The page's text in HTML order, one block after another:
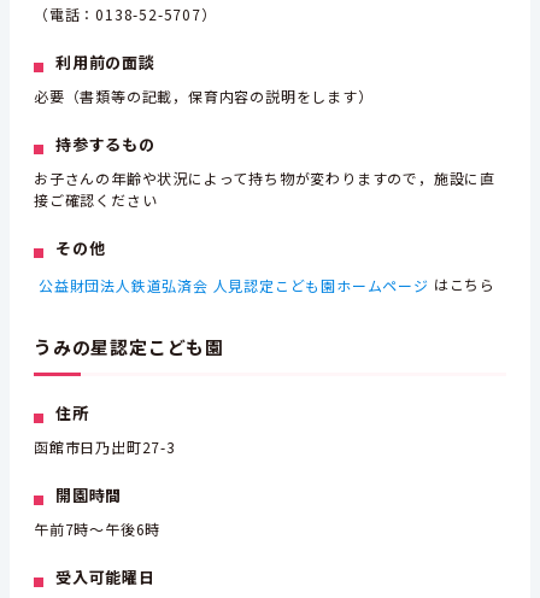
（電話：0138-52-5707）
利用前の面談
必要（書類等の記載，保育内容の説明をします）
持参するもの
お子さんの年齢や状況によって持ち物が変わりますので，施設に直
接ご確認ください
その他
公益財団法人鉄道弘済会 人見認定こども園ホームページ はこちら
うみの星認定こども園
住所
函館市日乃出町27-3
開園時間
午前7時～午後6時
受入可能曜日